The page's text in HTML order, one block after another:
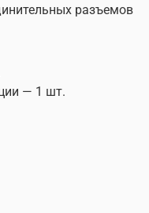
разъемов
— 1 шт.